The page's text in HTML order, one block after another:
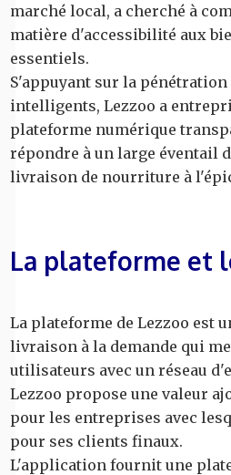
marché local, a cherché à
matière d'accessibilité aux
essentiels.
S'appuyant sur la
intelligents, Lezzoo a
plateforme numérique
répondre à un large éventail
livraison de nourriture à
La plateforme et
La plateforme de Lezzoo est
livraison à la demande qui
utilisateurs avec un réseau
Lezzoo propose une valeur
pour les entreprises avec
pour ses clients finaux.
L'application fournit une